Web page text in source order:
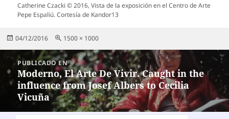
Catherine Czacki © 2016, Vista de la exposición en el Centro de Arte
Pepe Espaliú. Cortesía de Kandor13
Publicado
04/12/2016
Tamaño
1500 × 1000
Navegación
de
entradas
PUBLICADO EN
Moderno, El Arte De Vivir. Caught in the
influence from Josef Albers to Cecilia
Vicuña